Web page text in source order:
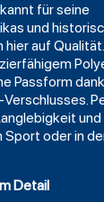
für seine
und
auf
Passform
Sport oder in
Detail